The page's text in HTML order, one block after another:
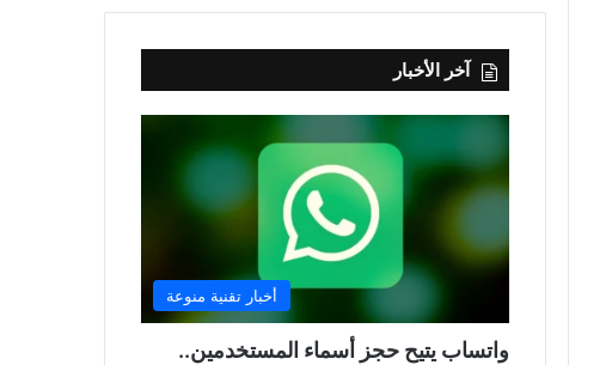
آخر الأخبار
أخبار تقنية منوعة
واتساب يتيح حجز أسماء المستخدمين..